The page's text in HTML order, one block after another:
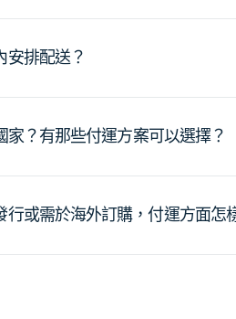
安排配送？
？有那些付運方案可以選擇？
或需於海外訂購，付運方面怎